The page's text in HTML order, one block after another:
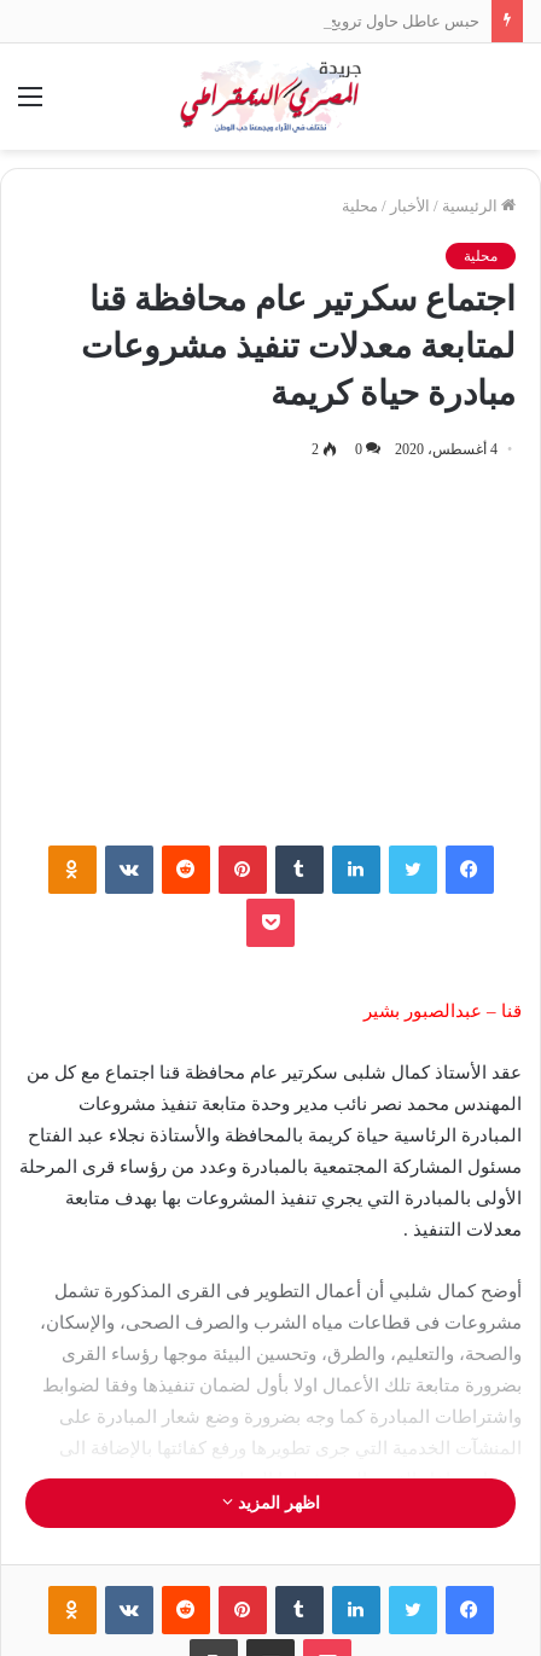
حبس عاطل حاول ترويج 8 كيلو «حشيش» في الإسكندرية
الرئيسية / الأخبار / محلية
محلية
اجتماع سكرتير عام محافظة قنا
لمتابعة معدلات تنفيذ مشروعات
مبادرة حياة كريمة
4 أغسطس، 2020 0
2
فيسبوك تويتر لينكدإن بينتيريست
بوكيت
قنا – عبدالصبور بشير
عقد الأستاذ كمال شلبى سكرتير عام محافظة قنا اجتماع مع كل من
المهندس محمد نصر نائب مدير وحدة متابعة تنفيذ مشروعات
المبادرة الرئاسية حياة كريمة بالمحافظة والأستاذة نجلاء عبد الفتاح
مسئول المشاركة المجتمعية بالمبادرة وعدد من رؤساء قرى المرحلة
الأولى بالمبادرة التي يجري تنفيذ المشروعات بها بهدف متابعة
معدلات التنفيذ .
أوضح كمال شلبي أن أعمال التطوير فى القرى المذكورة تشمل
مشروعات فى قطاعات مياه الشرب والصرف الصحى، والإسكان،
والصحة، والتعليم، والطرق، وتحسين البيئة موجها رؤساء القرى
بضرورة متابعة تلك الأعمال اولا بأول لضمان تنفيذها وفقا لضوابط
واشتراطات المبادرة كما وجه بضرورة وضع شعار المبادرة على
المنشآت الخدمية التي جرى تطويرها ورفع كفائتها بالإضافة الى
تجميل مداخل القرى التي تشملها المبادرة .
2019 ، لتحسين مستوى الحياة للفئات المجتمعية الأكثر احتياجا على
مستوى الدولة كما تسهم في الارتقاء بمستوى الخدمات اليومية
اظهر المزيد
فيسبوك تويتر لينكدإن بينتيريست
بوكيت مشاركة عبر البريد طباعة